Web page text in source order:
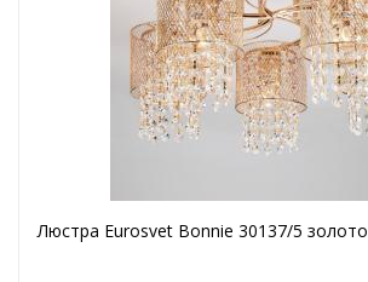
Люстра Eurosvet Bonnie 30137/5 золото